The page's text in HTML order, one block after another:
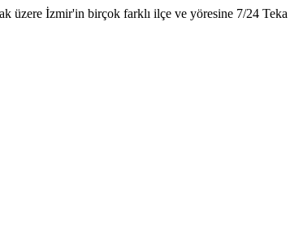
üzere İzmir'in birçok farklı ilçe ve yöresine 7/24 Teka